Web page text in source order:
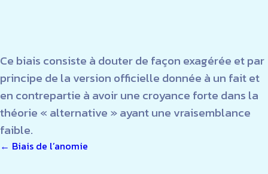
Ce biais consiste à douter de façon exagérée et par
principe de la version officielle donnée à un fait et
en contrepartie à avoir une croyance forte dans la
théorie « alternative » ayant une vraisemblance
faible.
NAVIGATION
← Biais de l’anomie